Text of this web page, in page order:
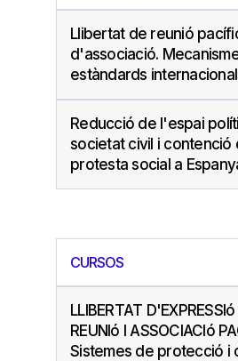
Llibertat de reunió
d'associació.
estàndards
Reducció de l'espai
societat civil i contenció
protesta social a
CURSOS
LLIBERTAT
REUNIó I ASSOCIACIó
Sistemes de protecció i